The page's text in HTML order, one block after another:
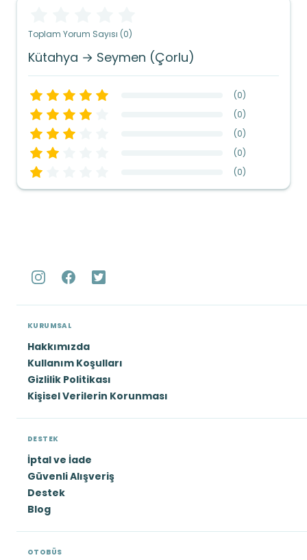
Toplam Yorum Sayısı (0)
Kütahya → Seymen (Çorlu)
(0)
(0)
(0)
(0)
(0)
KURUMSAL
Hakkımızda
Kullanım Koşulları
Gizlilik Politikası
Kişisel Verilerin Korunması
DESTEK
İptal ve İade
Güvenli Alışveriş
Destek
Blog
OTOBÜS